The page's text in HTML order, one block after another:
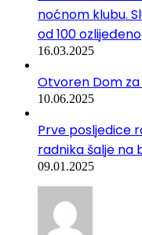
noćnom klubu.
od 100 ozlijeđeno
16.03.2025
Otvoren Dom za
10.06.2025
Prve posljedice
radnika šalje na
09.01.2025